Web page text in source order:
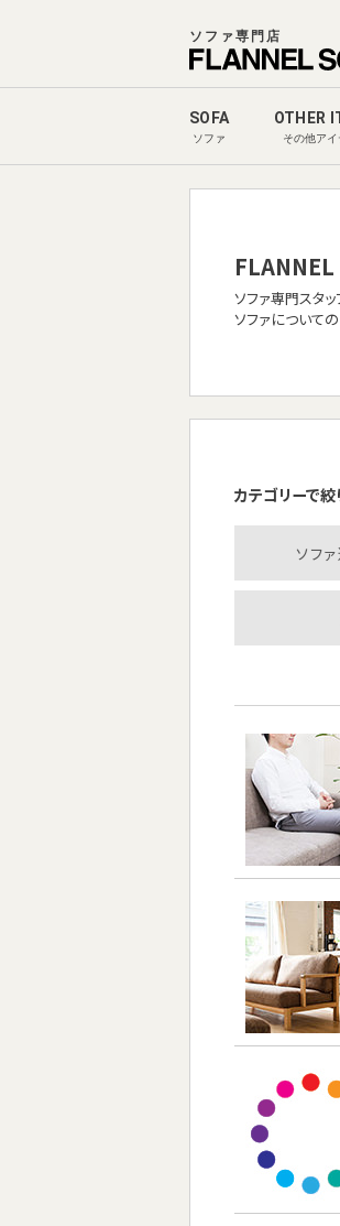
ソファ専門店
SOFA
ソファ
OTHER
その他アイ
ソファ専門スタ
ソファについての
カテゴリーで絞
ソフ